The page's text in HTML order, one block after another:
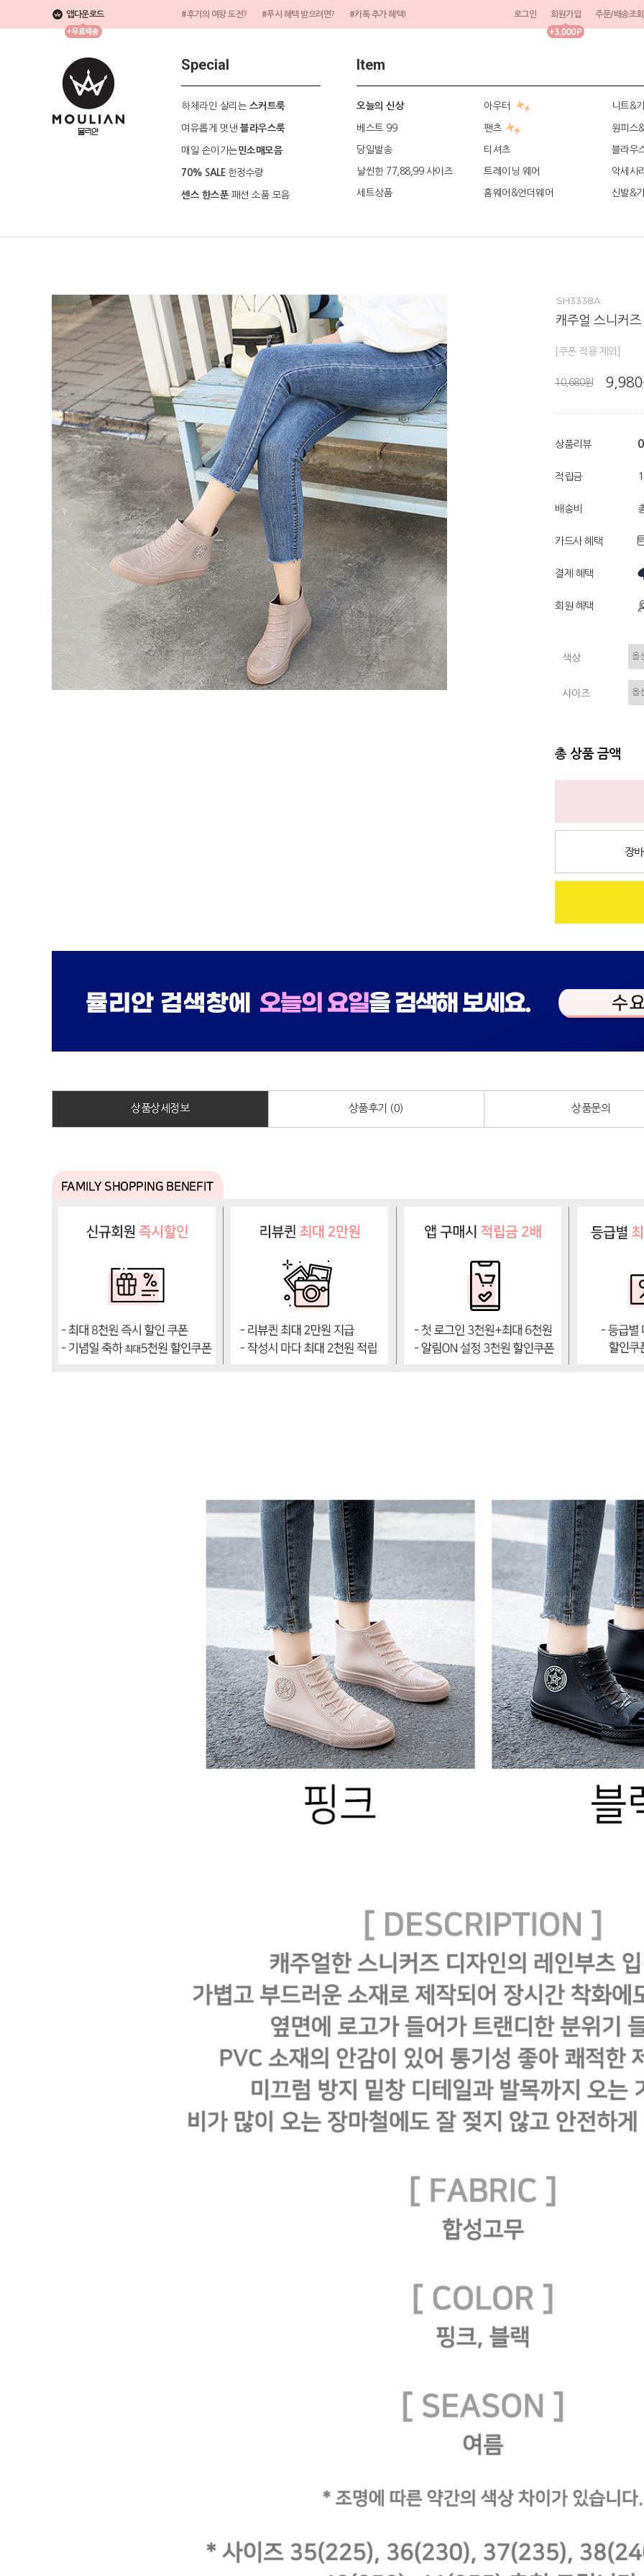
앱다운로드 #후기의 여왕 도전? #푸시 혜택 받으려면? #카톡 추가 혜택! 로그인 회원가입 주문/배송조회
Special
하체라인 살리는 스커트룩
여유롭게 멋낸 블라우스룩
매일 손이가는민소매모음
70% SALE 한정수량
센스 한스푼패션 소품 모음
Item
오늘의 신상 아우터 니트&
베스트 99 팬츠 원피스
당일발송 티셔츠 블라우
날씬한 77,88,99 사이즈 트레이닝 웨어 악세사
세트상품 홈웨어&언더웨어 신발&
SH3338A
캐주얼 스니커
[쿠폰 적용 제외]
10,680원 9,980
상품리뷰 0
적립금
배송비
카드사 혜택
결제 혜택
회원 혜택
색상
사이즈
총 상품 금액
상품상세정보 상품후기 (0) 상품문의